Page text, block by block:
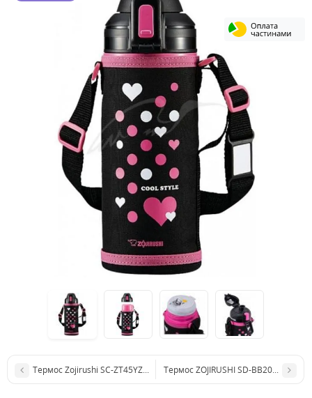
Термос Zojirushi SC-ZT45YZ 0.45л ДетскийТермос ZOJIRUSHI SD-BB20AD для